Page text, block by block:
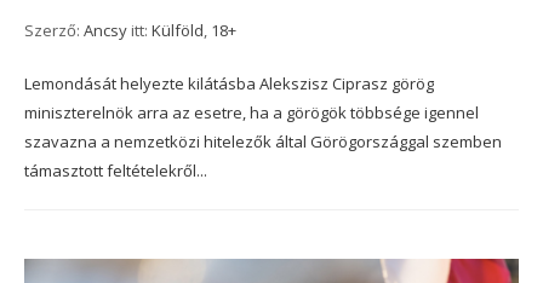
Szerző: Ancsy itt: Külföld, 18+
Lemondását helyezte kilátásba Alekszisz Ciprasz görög
miniszterelnök arra az esetre, ha a görögök többsége igennel
szavazna a nemzetközi hitelezők által Görögországgal szemben
támasztott feltételekről...